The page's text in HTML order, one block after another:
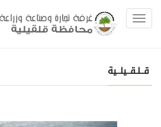
Toggle navigation
قــلـقــيلــية